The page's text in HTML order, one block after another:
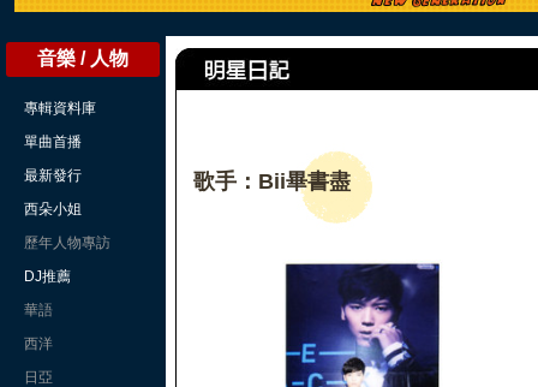
音樂 / 人物
專輯資料庫
單曲首播
最新發行
西朵小姐
歷年人物專訪
DJ推薦
華語
西洋
日亞
歌手：Bii畢書盡